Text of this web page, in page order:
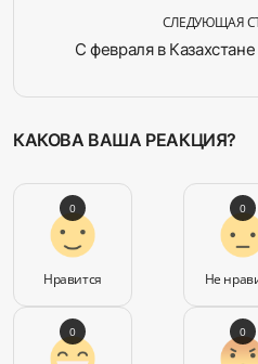
СЛЕДУЮЩАЯ
С февраля в
КАКОВА ВАША РЕАКЦИЯ?
Нравится
0
Не
0
0 0